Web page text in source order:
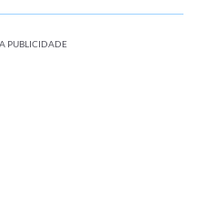
PUBLICIDADE